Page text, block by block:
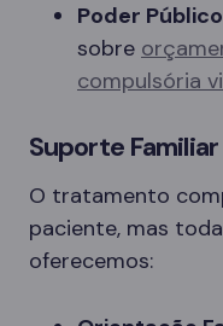
Poder
sobre
compulsória
Suporte
O tratamento
paciente, mas
oferecemos: